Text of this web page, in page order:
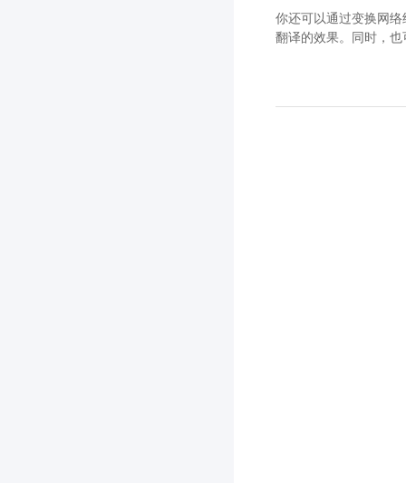
你还可以通过变换网
翻译的效果。同时，